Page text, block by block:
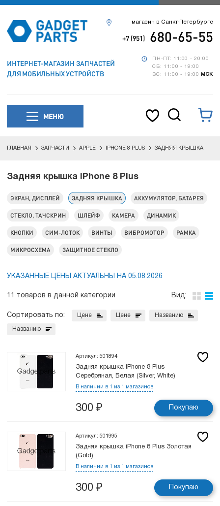
ИНТЕРНЕТ-МАГАЗИН ЗАПЧАСТЕЙ
ДЛЯ МОБИЛЬНЫХ УСТРОЙСТВ
ПН-ПТ: 11:00 - 20:00
СБ: 11:00 - 19:00
ВС: 11:00 - 19:00
МСК
магазин в Санкт-Петербурге
+7 (951) 680-65-55
МЕНЮ
ГЛАВНАЯ ЗАПЧАСТИ APPLE IPHONE 8 PLUS ЗАДНЯЯ КРЫШКА
Задняя крышка iPhone 8 Plus
ЭКРАН, ДИСПЛЕЙ ЗАДНЯЯ КРЫШКА АККУМУЛЯТОР, БАТАРЕЯ
СТЕКЛО, ТАЧСКРИН ШЛЕЙФ КАМЕРА ДИНАМИК
КНОПКИ СИМ-ЛОТОК ВИНТЫ ВИБРОМОТОР РАМКА
МИКРОСХЕМА ЗАЩИТНОЕ СТЕКЛО
УКАЗАННЫЕ ЦЕНЫ АКТУАЛЬНЫ НА 05.08.2026
11 товаров в данной категории Вид:
Сортировать по: Цене Цене Названию
Названию
Артикул: 501894
Задняя крышка iPhone 8 Plus
Серебряная, Белая (Silver, White)
В наличии в 1 из 1 магазинов
300 ₽ Покупаю
Артикул: 501995
Задняя крышка iPhone 8 Plus Золотая
(Gold)
В наличии в 1 из 1 магазинов
300 ₽ Покупаю